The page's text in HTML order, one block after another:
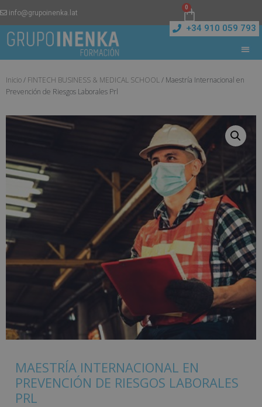
info@grupoinenka.lat
0
+34 910 059 793
Inicio/ FINTECH BUSINESS & MEDICAL SCHOOL/ Maestría Internacional en
Prevención de Riesgos Laborales Prl
MAESTRÍA INTERNACIONAL EN
PREVENCIÓN DE RIESGOS LABORALES
PRL